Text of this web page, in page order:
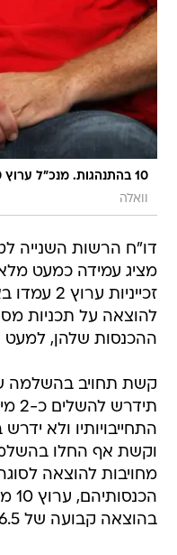
10 בהתנהגות. מנכ"ל ערוץ 10 יוסי ורשבסקי
וואלה
מציג עמידה כמעט
זכייניות
להוצאה על תכניות
ההכנסות שלהן,
התחייבויותיו ולא
וקשת אף החלו
מחויבות להוצאה
בהוצאה קבועה של 76.5 מיליון שקל.